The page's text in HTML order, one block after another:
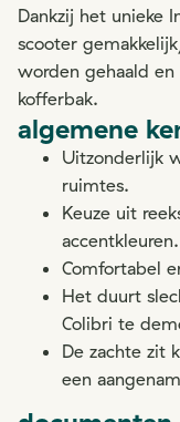
Dankzij het unieke
scooter
worden gehaald
kofferbak.
algemene
Uitzonderlijk
ruimtes.
Keuze uit
accentkleuren.
Comfortabel
Het duurt
Colibri te
De zachte zit
een